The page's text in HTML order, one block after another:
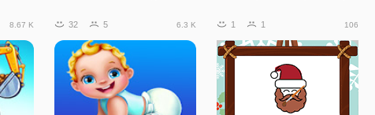
распаковывать Киндер Сюрпризы!
приготовила для Тома несколько
сюрпризов. Она спрятала их в
комнате, теперь вам
хорошей принцессы. Милая
вышла из магазина разных
вкусняшек. Она долго
8.67 K 32 5 6.3 K 1 1 106